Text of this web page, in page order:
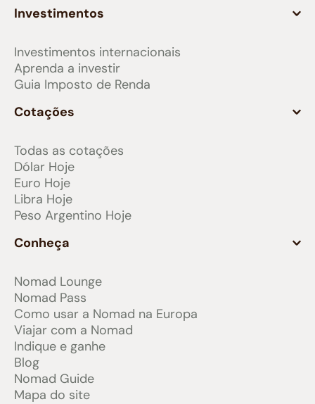
Investimentos
Investimentos internacionais
Aprenda a investir
Guia Imposto de Renda
Cotações
Todas as cotações
Dólar Hoje
Euro Hoje
Libra Hoje
Peso Argentino Hoje
Conheça
Nomad Lounge
Nomad Pass
Como usar a Nomad na Europa
Viajar com a Nomad
Indique e ganhe
Blog
Nomad Guide
Mapa do site